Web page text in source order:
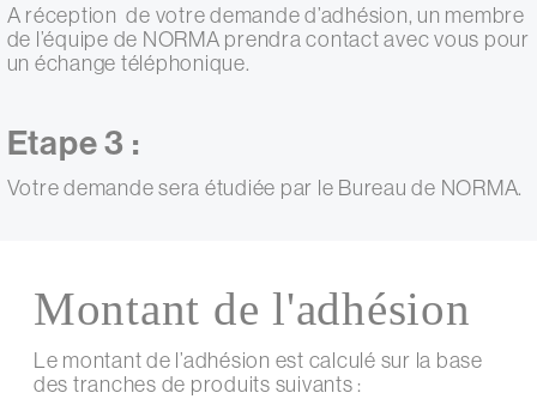
A réception de votre demande d’adhésion, un membre
de l’équipe de NORMA prendra contact avec vous pour
un échange téléphonique.
Etape 3 :
Votre demande sera étudiée par le Bureau de NORMA.
Montant de l'adhésion
Le montant de l’adhésion est calculé sur la base
des tranches de produits suivants :